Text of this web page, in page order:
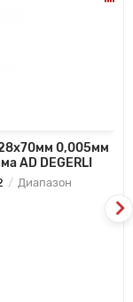
0,005мм
AD DEGERLI
Диапазон